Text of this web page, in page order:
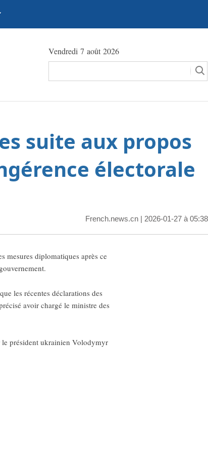
Vendredi 7 août 2026
suite aux propos
électorale
French.news.cn | 2026-01-27 à 05:38
diplomatiques après ce
les récentes déclarations des
avoir chargé le ministre des
le président ukrainien Volodymyr